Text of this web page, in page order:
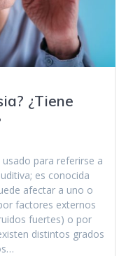
¿Tiene
para referirse a
es conocida
afectar a uno o
factores externos
fuertes) o por
distintos grados